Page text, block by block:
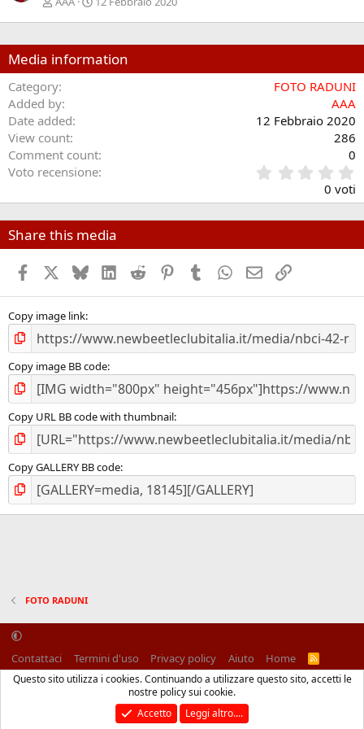
Media information
Category
FOTO RADUNI
Added by
AAA
Date added
12 Febbraio 2020
View count
286
Comment count
0
Voto recensione
0
t
e
0 voti
Share this media
FacebookX (Twitter)
BlueskyLinkedInReddit PinterestTumblr WhatsApp
EmailLink
Copy image link
Copy image BB code
Copy URL BB code with thumbnail
Copy GALLERY BB code
FOTO RADUNI
Contattaci Termini d'uso Privacy policy Aiuto Home
R
S
S
Community platform by XenForo® © 2010-2025 XenForo Ltd.
Traduzione italiana Xenforo
Questo sito utilizza i cookies. Continuando a utilizzare questo sito, accetti le
nostre policy sui cookie.
Accetto
Leggi altro....